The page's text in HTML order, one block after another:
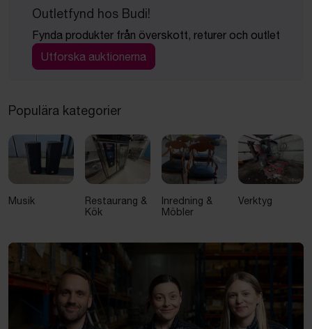
Outletfynd hos Budi!
Fynda produkter från överskott, returer och outlet
Utforska auktionerna
Populära kategorier
Musik
Restaurang &
Kök
Inredning &
Möbler
Verktyg